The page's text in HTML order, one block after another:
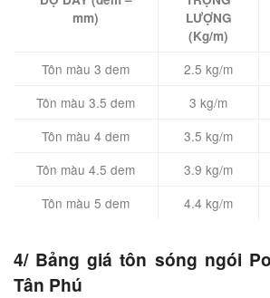
mm)
LƯỢNG
(Kg/m)
Tôn màu 3 dem 2.5 kg/m
Tôn màu 3.5 dem
3 kg/m
Tôn màu 4 dem
3.5 kg/m
Tôn màu 4.5 dem
3.9 kg/m
Tôn màu 5 dem
4.4 kg/m
4/ Bảng giá tôn sóng ngói
Tân Phú